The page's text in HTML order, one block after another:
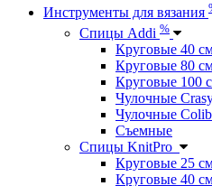
Инструменты для вязания
Спицы Addi %
Круговые 40
Круговые 80
Круговые 100
Чулочные
Чулочные
Съемные
Спицы KnitPro
Круговые 25
Круговые 40